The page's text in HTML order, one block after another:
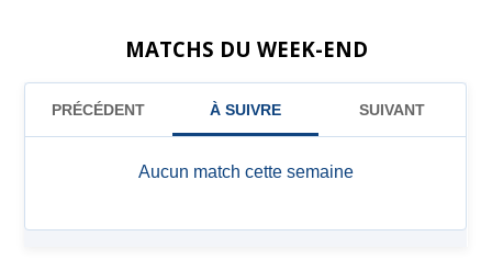
MATCHS DU WEEK-END